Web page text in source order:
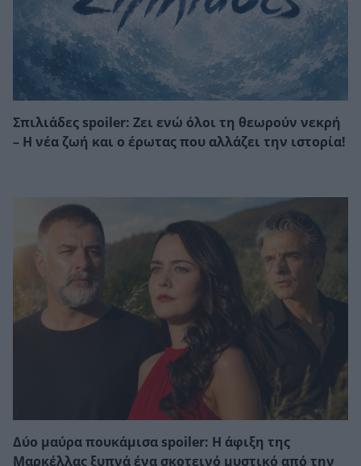
Σπιλιάδες spoiler: Ζει ενώ όλοι τη θεωρούν νεκρή
– Η νέα ζωή και ο έρωτας που αλλάζει την ιστορία!
Δύο μαύρα πουκάμισα spoiler: Η άφιξη της
Μαρκέλλας ξυπνά ένα σκοτεινό μυστικό από την